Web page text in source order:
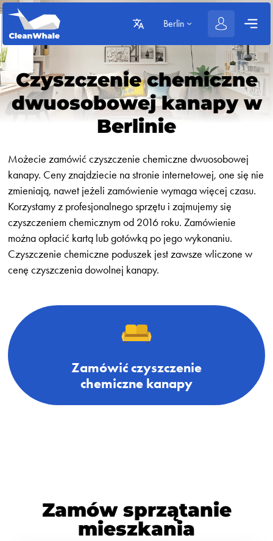
Berlin
Czyszczenie chemiczne
dwuosobowej kanapy w
Berlinie
Możecie zamówić czyszczenie chemiczne dwuosobowej
kanapy. Ceny znajdziecie na stronie internetowej, one się nie
zmieniają, nawet jeżeli zamówienie wymaga więcej czasu.
Korzystamy z profesjonalnego sprzętu i zajmujemy się
czyszczeniem chemicznym od 2016 roku. Zamówienie
można opłacić kartą lub gotówką po jego wykonaniu.
Czyszczenie chemiczne poduszek jest zawsze wliczone w
cenę czyszczenia dowolnej kanapy.
Zamówić czyszczenie
chemiczne kanapy
Zamów sprzątanie
mieszkania